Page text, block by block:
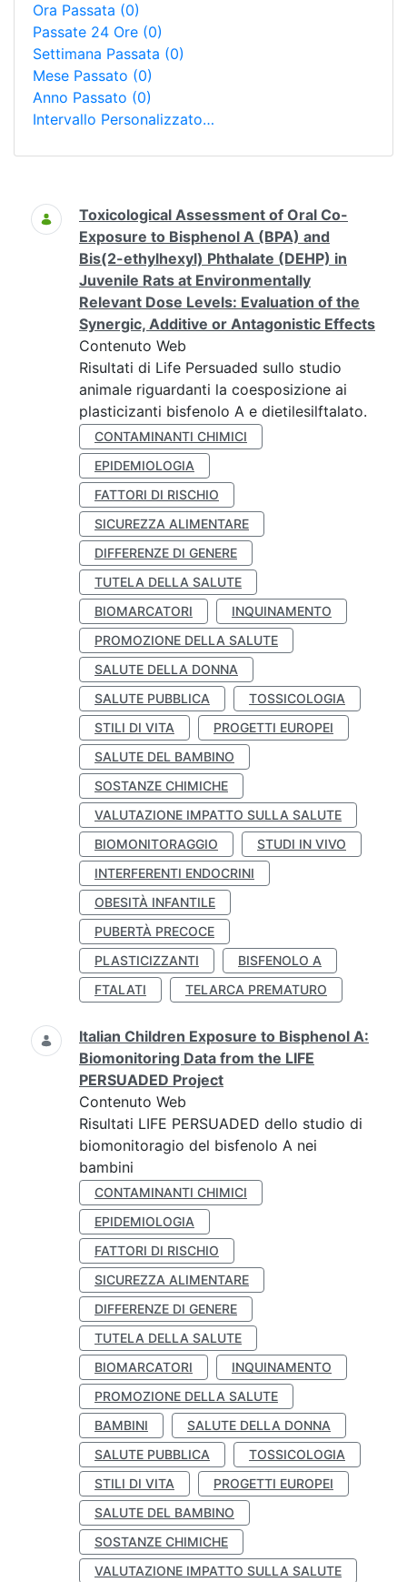
Ora Passata (0)
Passate 24 Ore (0)
Settimana Passata (0)
Mese Passato (0)
Anno Passato (0)
Intervallo Personalizzato…
Ricerca
Toxicological Assessment of Oral Co-
Exposure to Bisphenol A (BPA) and
Bis(2-ethylhexyl) Phthalate (DEHP) in
Juvenile Rats at Environmentally
Relevant Dose Levels: Evaluation of the
Synergic, Additive or Antagonistic Effects
Contenuto Web
Risultati di Life Persuaded sullo studio
animale riguardanti la coesposizione ai
plasticizanti bisfenolo A e dietilesilftalato.
CONTAMINANTI CHIMICI
EPIDEMIOLOGIA
FATTORI DI RISCHIO
SICUREZZA ALIMENTARE
DIFFERENZE DI GENERE
TUTELA DELLA SALUTE
BIOMARCATORI
INQUINAMENTO
PROMOZIONE DELLA SALUTE
SALUTE DELLA DONNA
SALUTE PUBBLICA
TOSSICOLOGIA
STILI DI VITA
PROGETTI EUROPEI
SALUTE DEL BAMBINO
SOSTANZE CHIMICHE
VALUTAZIONE IMPATTO SULLA SALUTE
BIOMONITORAGGIO
STUDI IN VIVO
INTERFERENTI ENDOCRINI
OBESITÀ INFANTILE
PUBERTÀ PRECOCE
PLASTICIZZANTI
BISFENOLO A
FTALATI
TELARCA PREMATURO
Italian Children Exposure to Bisphenol A:
Biomonitoring Data from the LIFE
PERSUADED Project
Contenuto Web
Risultati LIFE PERSUADED dello studio di
biomonitoragio del bisfenolo A nei
bambini
CONTAMINANTI CHIMICI
EPIDEMIOLOGIA
FATTORI DI RISCHIO
SICUREZZA ALIMENTARE
DIFFERENZE DI GENERE
TUTELA DELLA SALUTE
BIOMARCATORI
INQUINAMENTO
PROMOZIONE DELLA SALUTE
BAMBINI
SALUTE DELLA DONNA
SALUTE PUBBLICA
TOSSICOLOGIA
STILI DI VITA
PROGETTI EUROPEI
SALUTE DEL BAMBINO
SOSTANZE CHIMICHE
VALUTAZIONE IMPATTO SULLA SALUTE